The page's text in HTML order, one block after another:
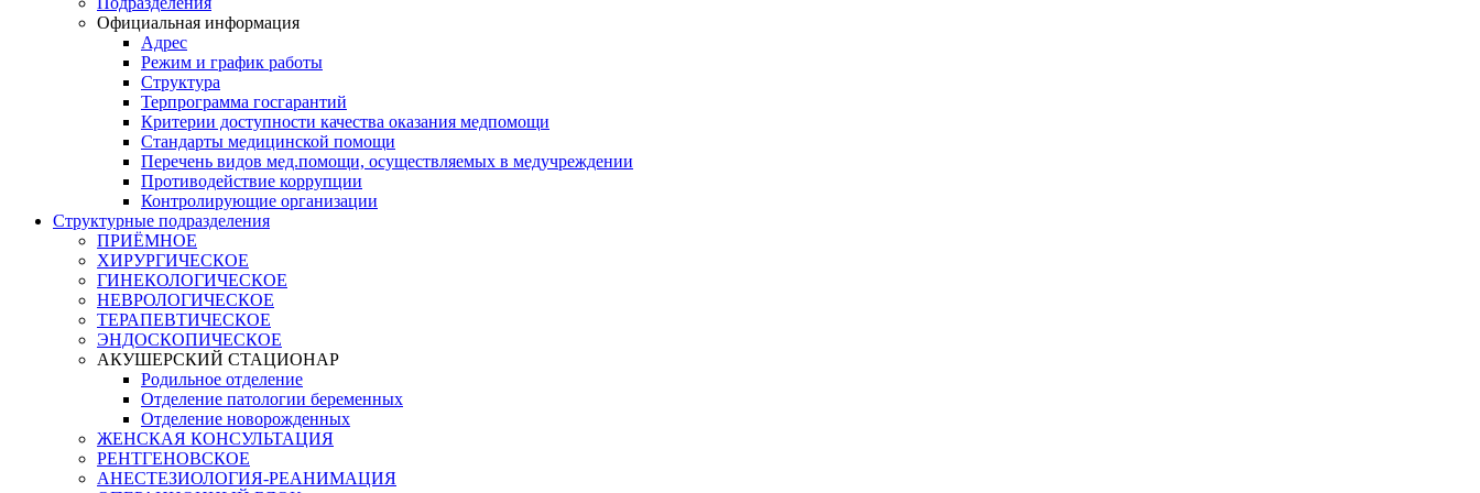
Официальная информация
Адрес
Режим и график работы
Структура
Терпрограмма госгарантий
Критерии доступности качества оказания медпомощи
​Стандарты медицинской помощи
Перечень видов мед.помощи, осуществляемых в медучреждении
Противодействие коррупции
Контролирующие организации
Структурные подразделения
ПРИЁМНОЕ
ХИРУРГИЧЕСКОЕ
ГИНЕКОЛОГИЧЕСКОЕ
НЕВРОЛОГИЧЕСКОЕ
ТЕРАПЕВТИЧЕСКОЕ
ЭНДОСКОПИЧЕСКОЕ
АКУШЕРСКИЙ СТАЦИОНАР
Родильное отделение
Отделение патологии беременных
Отделение новорожденных
ЖЕНСКАЯ КОНСУЛЬТАЦИЯ
РЕНТГЕНОВСКОЕ
АНЕСТЕЗИОЛОГИЯ-РЕАНИМАЦИЯ